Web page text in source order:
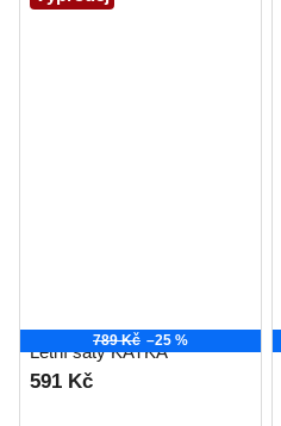
789 Kč –25 %
Letní šaty KATKA
591 Kč